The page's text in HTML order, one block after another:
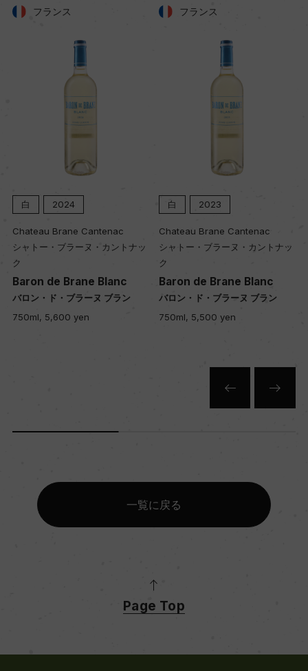
ー
キャップの仕様
コルク
フランス
白 2024
Chateau Brane Cantenac
シャトー・ブラーヌ・カントナッ
ク
Baron de Brane Blanc
バロン・ド・ブラーヌ ブラン
750ml, 5,600 yen
フランス
白 2023
Chateau Brane Cantenac
シャトー・ブラーヌ・カントナッ
ク
Baron de Brane Blanc
バロン・ド・ブラーヌ ブラン
750ml, 5,500 yen
一覧に戻る
Page Top